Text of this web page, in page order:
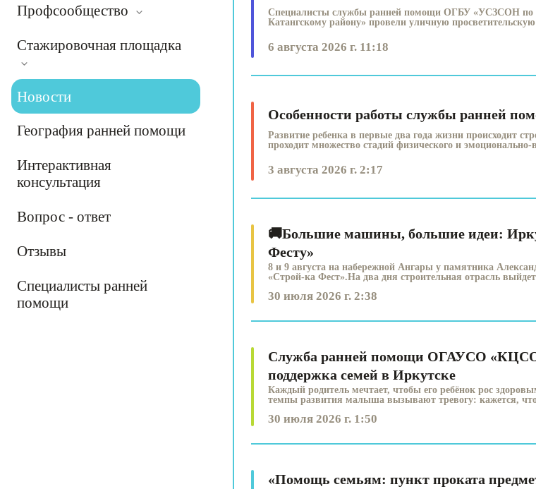
Профсообщество
Стажировочная площадка
Новости
География ранней помощи
Интерактивная
консультация
Вопрос - ответ
Отзывы
Специалисты ранней
помощи
Специалисты службы ранней помощи ОГБУ «УСЗСОН по
Катангскому району» провели уличную
6 августа 2026 г. 11:18
Особенности работы службы ранней
Развитие ребенка в первые два года жизни происходит
проходит множество стадий физического и
3 августа 2026 г. 2:17
🚚Большие машины, большие идеи:
Фесту»
8 и 9 августа на набережной Ангары у памятника
«Строй-ка Фест».На два дня строительная отрасль
30 июля 2026 г. 2:38
Служба ранней помощи ОГАУСО
поддержка семей в Иркутске
Каждый родитель мечтает, чтобы его ребёнок рос
темпы развития малыша вызывают тревогу: кажется, что
30 июля 2026 г. 1:50
«Помощь семьям: пункт проката